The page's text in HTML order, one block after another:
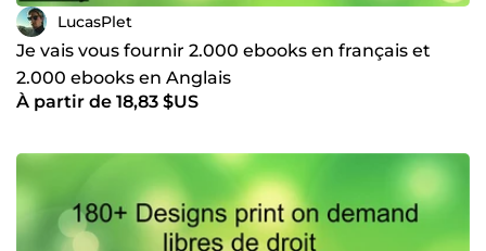
LucasPlet
Je vais vous fournir 2.000 ebooks en français et
2.000 ebooks en Anglais
À partir de 18,83 $US